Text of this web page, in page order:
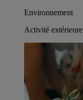
Environnement
Activité extérieure